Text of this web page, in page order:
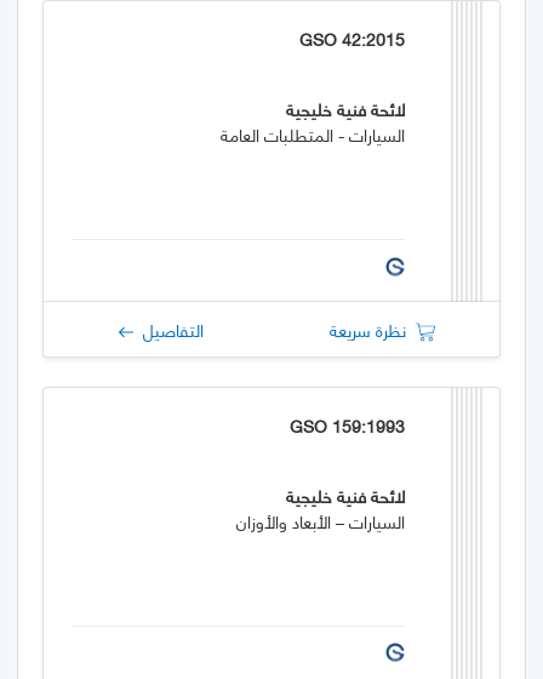
GSO 42:2015
لائحة فنية خليجية
السيارات - المتطلبات العامة
نظرة سريعة التفاصيل
GSO 159:1993
لائحة فنية خليجية
السيارات – الأبعاد والأوزان